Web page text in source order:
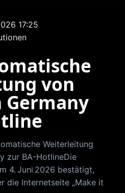
17:25
von
Weiterleitung
zur BA-HotlineDie
4. Juni 2026 bestätigt,
die Internetseite „Make it